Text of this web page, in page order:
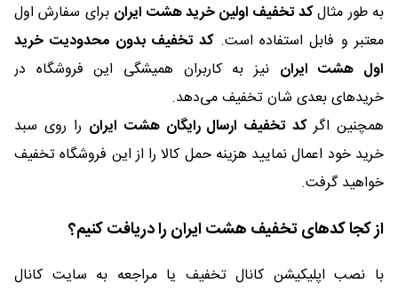
به طور مثالکد تخفیف اولین خرید هشت ایران برای سفارش اول
معتبر و فابل استفاده است.کد تخفیف بدون محدودیت خرید
اول هشت ایران نیز به کاربران همیشگی این فروشگاه در
خریدهای بعدی شان تخفیف می‌دهد.
همچنین اگرکد تخفیف ارسال رایگان هشت ایران را روی سبد
خرید خود اعمال نمایید هزینه حمل کالا را از این فروشگاه تخفیف
خواهید گرفت.
از کجا کدهای تخفیف هشت ایران را دریافت کنیم؟
با نصب اپلیکیشن کانال تخفیف یا مراجعه به سایت کانال